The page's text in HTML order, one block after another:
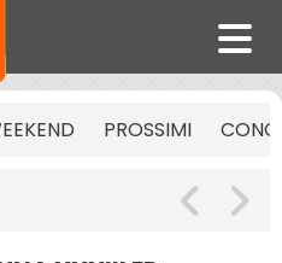
PROSSIMI